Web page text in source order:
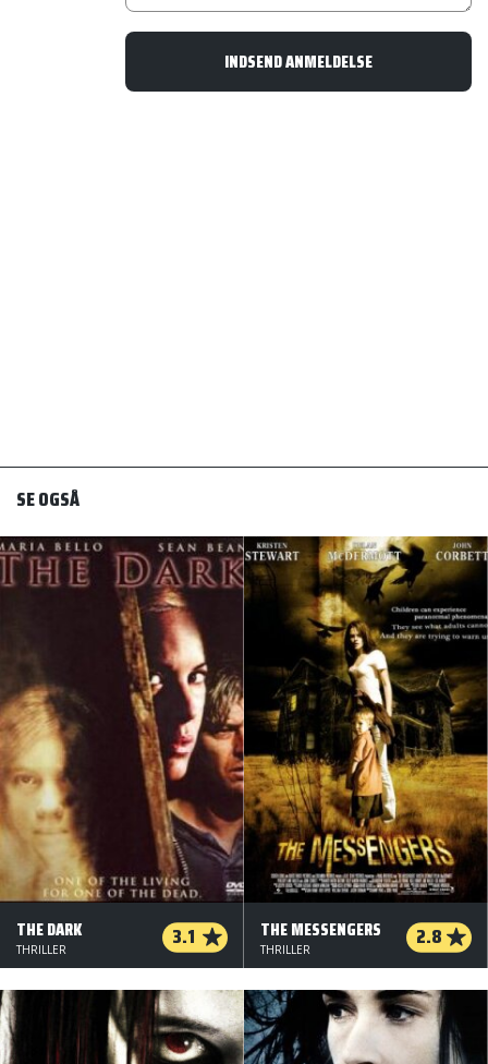
SE OGSÅ
THE DARK 3.1
THRILLER
THE MESSENGERS 2.8
THRILLER